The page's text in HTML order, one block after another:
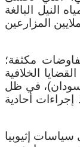
النيل البالغة
ملايين المزارعين
مكثفة؛
الخلافية
في ظل
إجراءات أحادية
إثيوبيا